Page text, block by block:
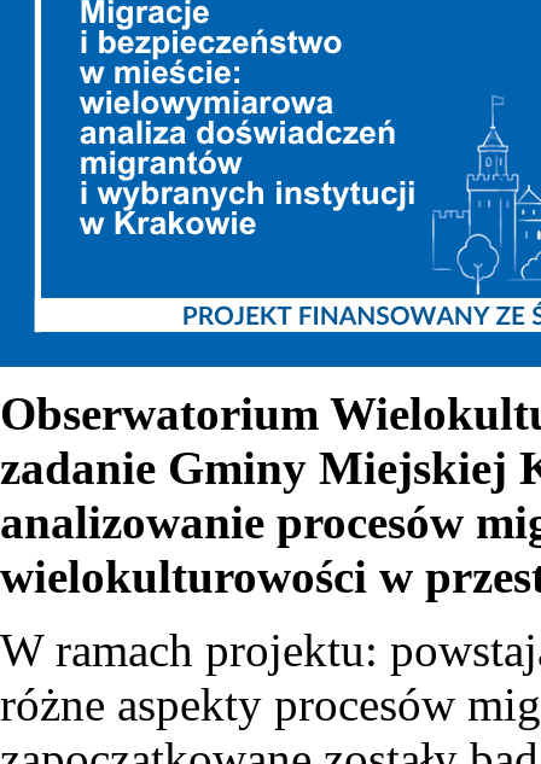
Obserwatorium
zadanie Gminy Miejskiej
analizowanie procesów
wielokulturowości w
W ramach projektu:
różne aspekty procesów